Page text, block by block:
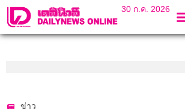
30 ก.ค. 2026
ข่าว